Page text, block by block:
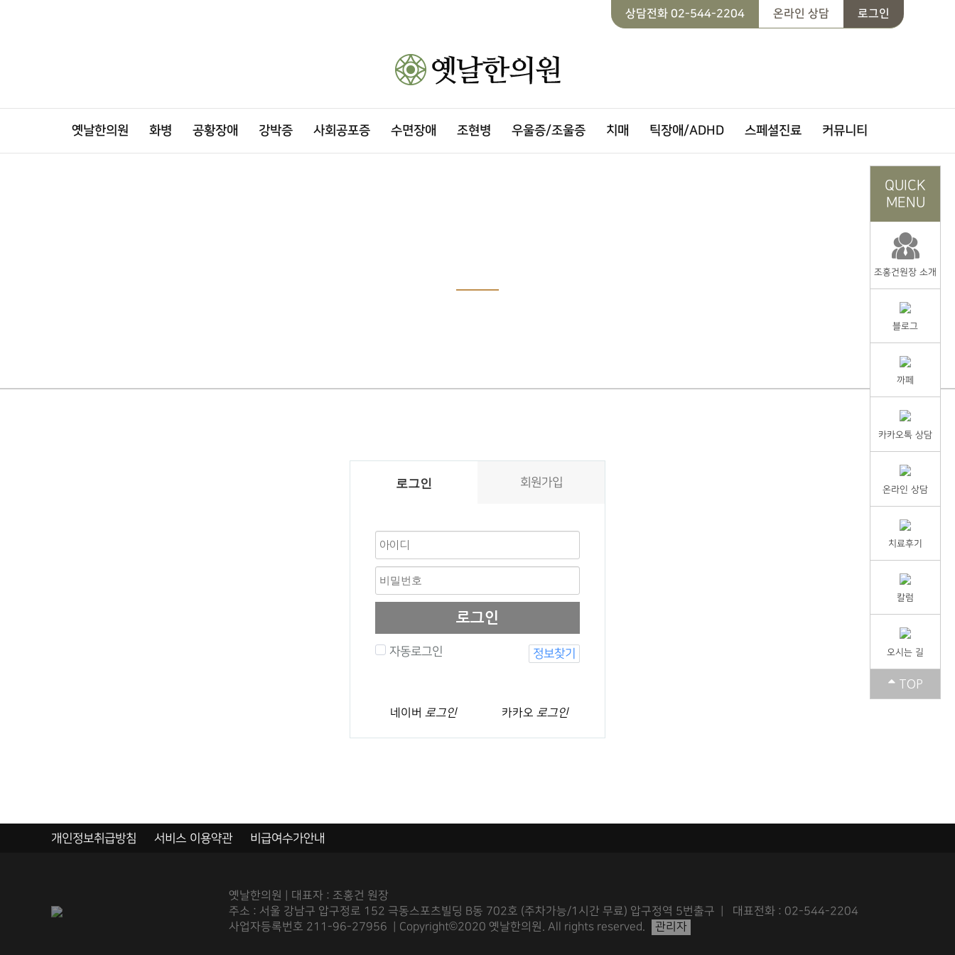
상담전화 02-544-2204 온라인 상담 로그인
옛날한의원 화병 공황장애 강박증 사회공포증 수면장애 조현병 우울증/조울증 치매 틱장애/ADHD 스페셜진료 커뮤니티
로그인 회원가입
로그인
자동로그인 정보찾기
네이버 로그인 카카오 로그인
QUICK
MENU
조홍건원장 소개
블로그
까페
카카오톡 상담
온라인 상담
치료후기
칼럼
오시는 길
TOP
개인정보취급방침 서비스 이용약관 비급여수가안내
옛날한의원 | 대표자 : 조홍건 원장
주소 : 서울 강남구 압구정로 152 극동스포츠빌딩 B동 702호 (주차가능/1시간 무료) 압구정역 5번출구 | 대표전화 : 02-544-2204
사업자등록번호 211-96-27956 | Copyright©2020 옛날한의원. All rights reserved.
관리자